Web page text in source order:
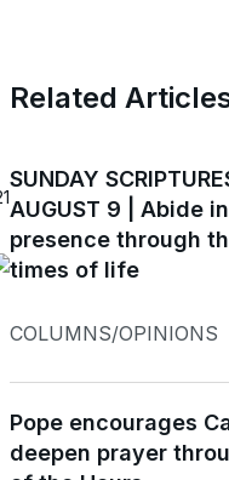
Related
SUNDAY
AUGUST 9 | Abide in
presence through
times of life
COLUMNS/OPINIONS
Pope encourages
deepen prayer